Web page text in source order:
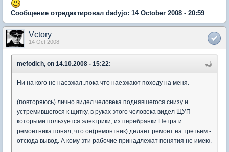
Сообщение отредактировал dadyjo: 14 October 2008 - 20:59
Vctory
14 Oct 2008
mefodich, on 14.10.2008 - 15:22:
Ни на кого не наезжал..пока что наезжают походу на меня.
(повторяюсь) лично видел человека поднявшегося снизу и
устремившегося к щитку, в руках этого человека видел ЩУП
которыми пользуется электрики, из перебранки Петра и
ремонтника понял, что он(ремонтник) делает ремонт на третьем -
отсюда вывод. А кому эти рабочие принадлежат понятия не имею.